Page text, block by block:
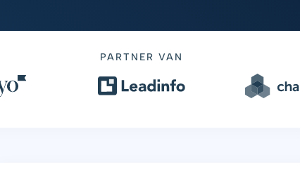
PARTNER VAN